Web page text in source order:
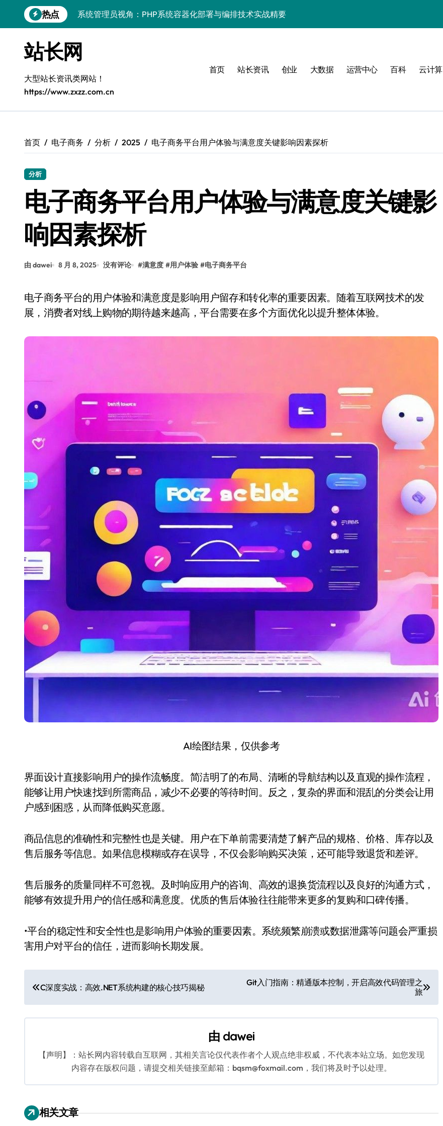
到
热点
容器化部署融合智能编排：解锁科技系统高效运维新范式
科技赋能：系统优化驱动容器编排在服务器分类的精效应用
容器智驭：科技赋能技术革新，开启安全高效服务器管理新篇
容器技术+编排工具双擎驱动：服务器系统优化实战破局之道
站长网
大型站长资讯类网站！
https://www.zxzz.com.cn
首页 站长资讯 创业 大数据 运营中心 百科 云计算
首页 电子商务 分析 2025 电子商务平台用户体验与满意度关键影响因素探析
分析
电子商务平台用户体验与满意度关键影
响因素探析
由 dawei 8 月 8, 2025 没有评论 #满意度 #用户体验 #电子商务平台
电子商务平台的用户体验和满意度是影响用户留存和转化率的重要因素。随着互联网技术的发
展，消费者对线上购物的期待越来越高，平台需要在多个方面优化以提升整体体验。
AI绘图结果，仅供参考
界面设计直接影响用户的操作流畅度。简洁明了的布局、清晰的导航结构以及直观的操作流程，
能够让用户快速找到所需商品，减少不必要的等待时间。反之，复杂的界面和混乱的分类会让用
户感到困惑，从而降低购买意愿。
商品信息的准确性和完整性也是关键。用户在下单前需要清楚了解产品的规格、价格、库存以及
售后服务等信息。如果信息模糊或存在误导，不仅会影响购买决策，还可能导致退货和差评。
售后服务的质量同样不可忽视。及时响应用户的咨询、高效的退换货流程以及良好的沟通方式，
能够有效提升用户的信任感和满意度。优质的售后体验往往能带来更多的复购和口碑传播。
•平台的稳定性和安全性也是影响用户体验的重要因素。系统频繁崩溃或数据泄露等问题会严重损
害用户对平台的信任，进而影响长期发展。
文
章
导
C深度实战：高效.NET系统构建的核心技巧揭秘
Git入门指南：精通版本控制，开启高效代码管理之
旅
由 dawei
【声明】：站长网内容转载自互联网，其相关言论仅代表作者个人观点绝非权威，不代表本站立场。如您发现
内容存在版权问题，请提交相关链接至邮箱：bqsm@foxmail.com，我们将及时予以处理。
相关文章